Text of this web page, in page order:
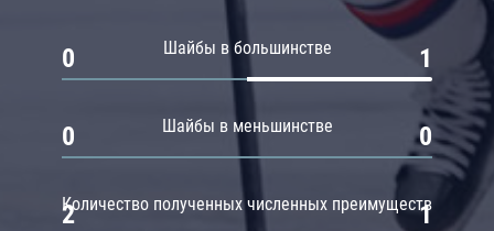
Шайбы в большинстве
0 1
Шайбы в меньшинстве
0 0
Количество полученных численных преимуществ
2 1